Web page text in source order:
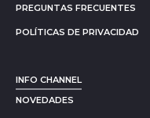
PREGUNTAS FRECUENTES
POLÍTICAS DE PRIVACIDAD
INFO CHANNEL
NOVEDADES